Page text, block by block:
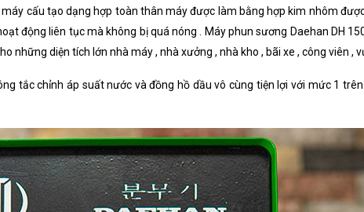
cấu tạo dạng hợp toàn thân máy được làm bằng hợp kim nhôm
động liên tục mà không bị quá nóng . Máy phun sương Daehan DH
diện tích lớn nhà máy , nhà xưởng , nhà kho , bãi xe , công viên ,
tắc chỉnh áp suất nước và đồng hồ dầu vô cùng tiện lợi với mức 1